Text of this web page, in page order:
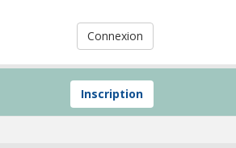
Connexion
Inscription